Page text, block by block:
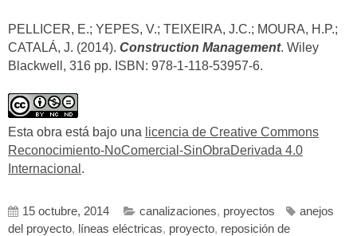
PELLICER, E.; YEPES, V.; TEIXEIRA, J.C.; MOURA, H.P.;
CATALÁ, J. (2014). Construction Management. Wiley
Blackwell, 316 pp. ISBN: 978-1-118-53957-6.
Esta obra está bajo una licencia de Creative Commons
Reconocimiento-NoComercial-SinObraDerivada 4.0
Internacional .
15 octubre, 2014 canalizaciones, proyectos
anejos
del proyecto, líneas eléctricas, proyecto, reposición de